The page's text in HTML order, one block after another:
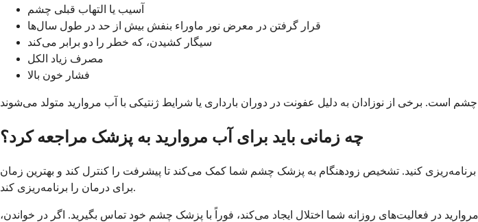
آسیب یا التهاب قبلی چشم
قرار گرفتن در معرض نور ماوراء بنفش بیش از حد در طول سال‌ها
سیگار کشیدن، که خطر را دو برابر می‌کند
مصرف زیاد الکل
فشار خون بالا
چه زمانی باید برای آب مروارید به پزشک مراجعه کرد؟
برنامه‌ریزی کنید. تشخیص زودهنگام به پزشک چشم شما کمک می‌کند تا پیشرفت را کنترل کند و بهترین زمان
برای درمان را برنامه‌ریزی کند.
مروارید در فعالیت‌های روزانه شما اختلال ایجاد می‌کند، فوراً با پزشک چشم خود تماس بگیرید. اگر در خواندن،